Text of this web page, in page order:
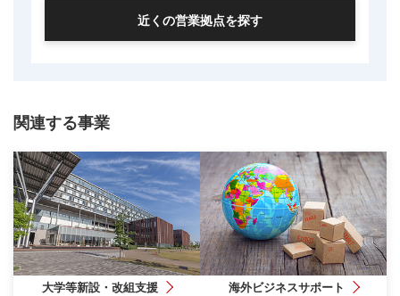
近くの営業拠点を探す
関連する事業
大学等新設・改組支援 海外ビジネスサポート